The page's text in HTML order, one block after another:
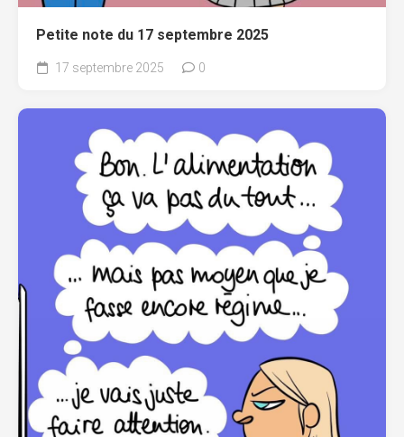
Petite note du 17 septembre 2025
17 septembre 2025 0